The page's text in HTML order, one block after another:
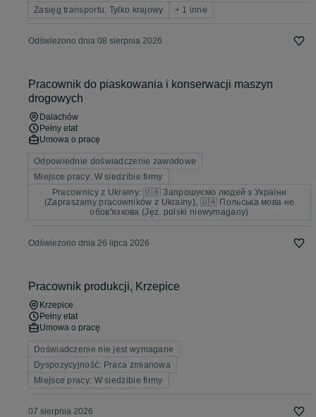
Zasięg transportu: Tylko krajowy
+ 1 inne
Odświeżono dnia 08 sierpnia 2026
Pracownik do piaskowania i konserwacji maszyn
drogowych
Dalachów
Pełny etat
Umowa o pracę
Odpowiednie doświadczenie zawodowe
Miejsce pracy: W siedzibie firmy
Pracownicy z Ukrainy: 🇺🇦 Запрошуємо людей з України
(Zapraszamy pracowników z Ukrainy), 🇺🇦 Польська мова не
обов'язкова (Jęz. polski niewymagany)
Odświeżono dnia 26 lipca 2026
Pracownik produkcji, Krzepice
Krzepice
Pełny etat
Umowa o pracę
Doświadczenie nie jest wymagane
Dyspozycyjność: Praca zmianowa
Miejsce pracy: W siedzibie firmy
07 sierpnia 2026